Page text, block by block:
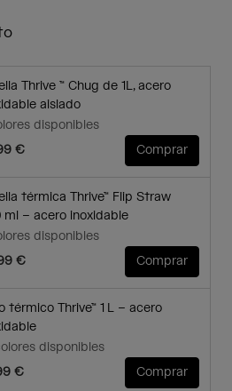
Thrive ™ Chug de 1L, acero
aislado
disponibles
€
Comprar
térmica Thrive™ Flip Straw
ml – acero inoxidable
disponibles
€
Comprar
térmico Thrive™ 1 L – acero
disponibles
€
Comprar